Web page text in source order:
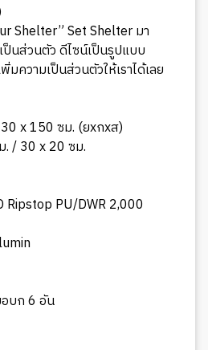
Shelter” Set Shelter มา
นส่วนตัว ดีไซน์เป็นรูปแบบ
มความเป็นส่วนตัวให้เราได้เลย
x 150 ซม. (ยxกxส)
. / 30 x 20 ซม.
PU/DWR 2,000
อบก 6 อัน